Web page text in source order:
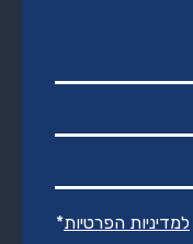
למדיניות הפרטיות*